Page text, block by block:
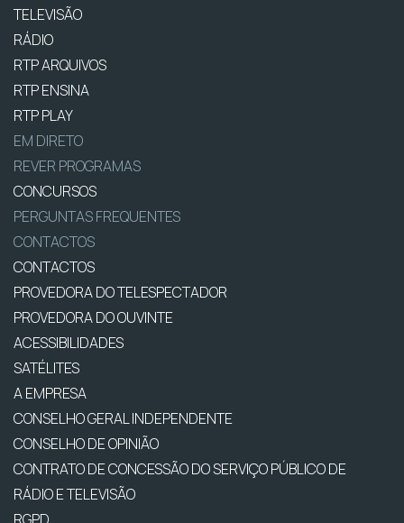
TELEVISÃO
RÁDIO
RTP ARQUIVOS
RTP ENSINA
RTP PLAY
EM DIRETO
REVER PROGRAMAS
CONCURSOS
PERGUNTAS FREQUENTES
CONTACTOS
CONTACTOS
PROVEDORA DO TELESPECTADOR
PROVEDORA DO OUVINTE
ACESSIBILIDADES
SATÉLITES
A EMPRESA
CONSELHO GERAL INDEPENDENTE
CONSELHO DE OPINIÃO
CONTRATO DE CONCESSÃO DO SERVIÇO PÚBLICO DE
RÁDIO E TELEVISÃO
RGPD